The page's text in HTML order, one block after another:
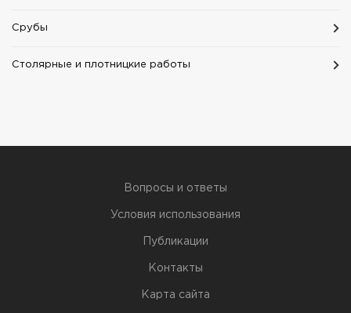
Срубы
Столярные и плотницкие работы
Вопросы и ответы
Условия использования
Публикации
Контакты
Карта сайта